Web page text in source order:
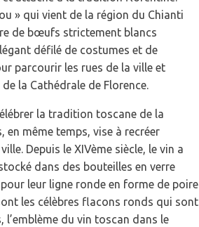
» qui vient de la région du Chianti
de bœufs strictement blancs
défilé de costumes et de
parcourir les rues de la ville et
la Cathédrale de Florence.
la tradition toscane de la
même temps, vise à recréer
Depuis le XIVème siècle, le vin a
dans des bouteilles en verre
leur ligne ronde en forme de poire
les célèbres flacons ronds qui sont
l’emblème du vin toscan dans le